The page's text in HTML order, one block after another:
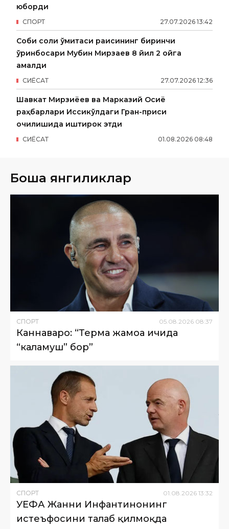
юборди
27.07.2026 13:42
СПОРТ
Собиқ солиқ қўмитаси раисининг биринчи
ўринбосари Мубин Мирзаев 8 йил 2 ойга
қамалди
27.07.2026 12:36
СИËСАТ
Шавкат Мирзиёев ва Марказий Осиё
раҳбарлари Иссиқкўлдаги Гран-приси
очилишида иштирок этди
01.08.2026 08:48
СИËСАТ
Бошқа янгиликлар
СПОРТ 05.08.2026 08:37
Каннаваро: “Терма жамоа ичида
“каламуш” бор”
СПОРТ 01 08 2026 13:32
УЕФА Жанни Инфантинонинг
истеъфосини талаб қилмоқда